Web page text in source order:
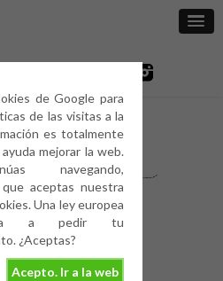
de Google para
de las visitas a la
es totalmente
mejorar la web.
navegando,
aceptas nuestra
Una ley europea
a pedir tu
¿Aceptas?
Acepto. Ir a la web